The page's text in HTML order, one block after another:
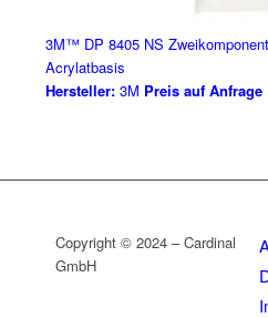
3M™ DP 8405 NS
Acrylatbasis
Hersteller:3M Preis auf Anfrage
Copyright © 2024 – Cardinal
GmbH